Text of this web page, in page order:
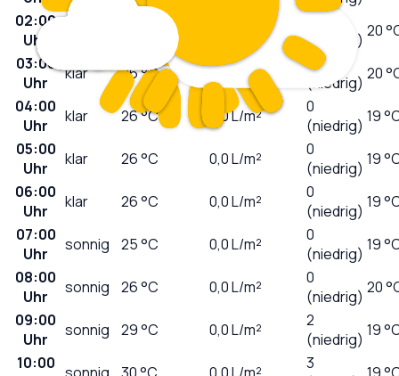
02:00
Uhr
(niedrig) 20
03:00
Uhr
klar 26°C 0,0 L/m²
0
(niedrig) 20
04:00
Uhr
klar 26°C 0,0L/m²
0
(niedrig) 19
05:00
Uhr
klar 26°C 0,0L/m²
0
(niedrig) 19
06:00
Uhr
klar 26°C 0,0L/m²
0
(niedrig) 19
07:00
Uhr
sonnig 25°C 0,0L/m²
0
(niedrig) 19
08:00
Uhr
sonnig 26°C 0,0L/m²
0
(niedrig) 20
09:00
Uhr
sonnig 29°C 0,0L/m²
2
(niedrig) 19
10:00
3